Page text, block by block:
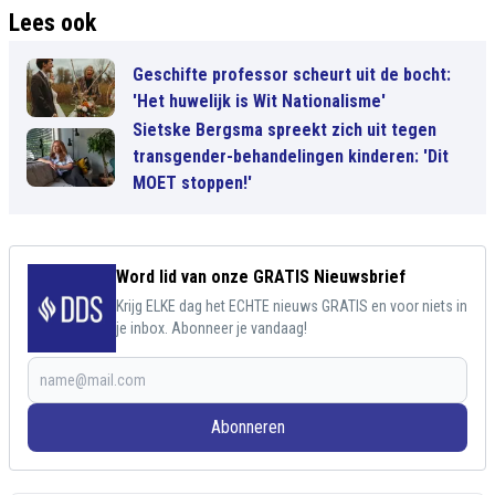
Lees ook
Geschifte professor scheurt uit de bocht:
'Het huwelijk is Wit Nationalisme'
Sietske Bergsma spreekt zich uit tegen
transgender-behandelingen kinderen: 'Dit
MOET stoppen!'
Word lid van onze GRATIS Nieuwsbrief
Krijg ELKE dag het ECHTE nieuws GRATIS en voor niets in
je inbox. Abonneer je vandaag!
Abonneren